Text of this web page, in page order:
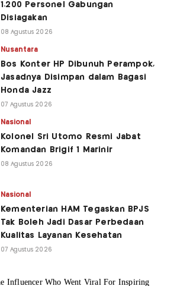
1.200 Personel Gabungan
Disiagakan
08 Agustus 2026
Nusantara
Bos Konter HP Dibunuh Perampok,
Jasadnya Disimpan dalam Bagasi
Honda Jazz
07 Agustus 2026
Nasional
Kolonel Sri Utomo Resmi Jabat
Komandan Brigif 1 Marinir
08 Agustus 2026
Nasional
Kementerian HAM Tegaskan BPJS
Tak Boleh Jadi Dasar Perbedaan
Kualitas Layanan Kesehatan
07 Agustus 2026